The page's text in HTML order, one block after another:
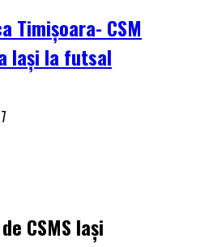
Timișoara- CSM
Iași la futsal
CSMS Iași